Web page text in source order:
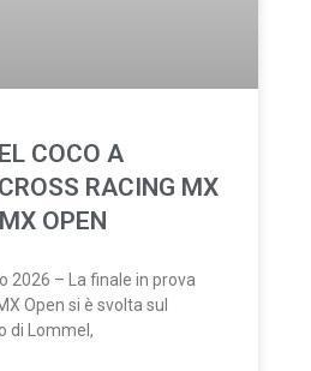
COCO A
RACING MX
OPEN
2026 – La finale in prova
Open si è svolta sul
di Lommel,